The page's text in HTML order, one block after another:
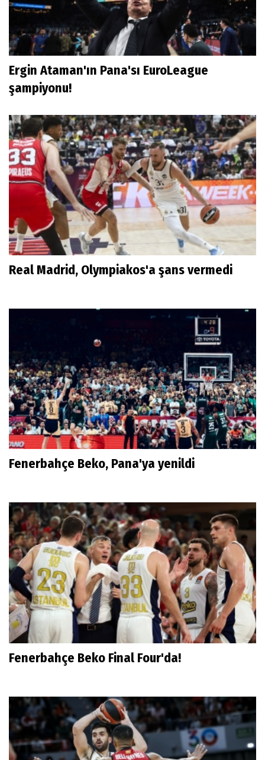
Ergin Ataman'ın Pana'sı EuroLeague
şampiyonu!
Real Madrid, Olympiakos'a şans vermedi
Fenerbahçe Beko, Pana'ya yenildi
Fenerbahçe Beko Final Four'da!